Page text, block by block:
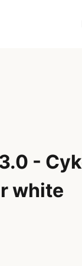
-
white